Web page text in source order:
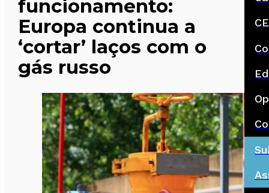
funcionamento:
Europa continua a
‘cortar’ laços com o
gás russo